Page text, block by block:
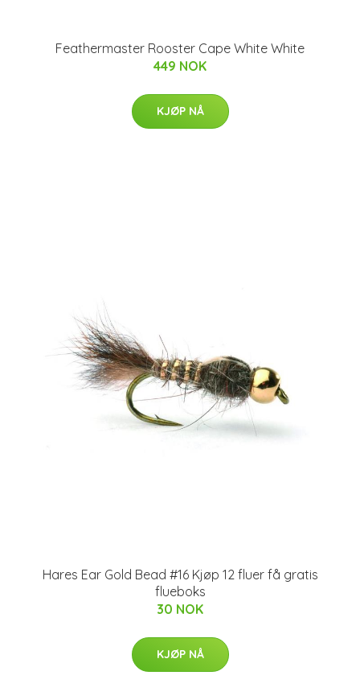
Feathermaster Rooster Cape White White
449 NOK
KJØP NÅ
Hares Ear Gold Bead #16 Kjøp 12 fluer få gratis
flueboks
30 NOK
KJØP NÅ